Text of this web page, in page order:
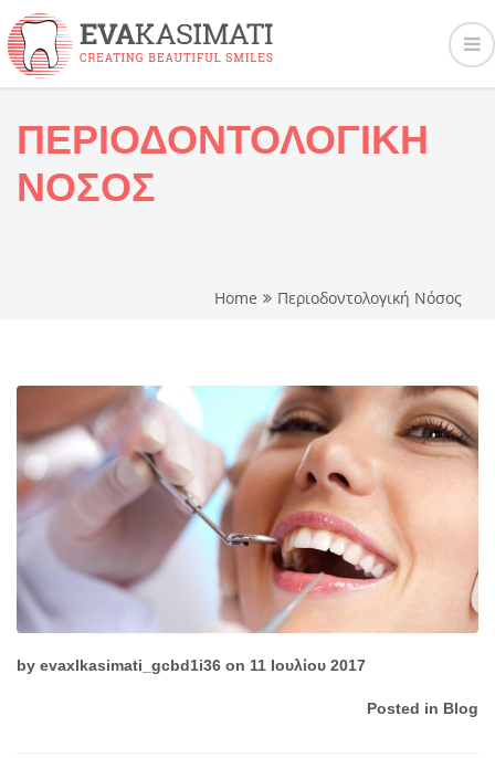
ΠΕΡΙΟΔΟΝΤΟΛΟΓΙΚΗ
ΝΟΣΟΣ
Home Περιοδοντολογική Νόσος
by evaxlkasimati_gcbd1i36 on 11 Ιουλίου 2017
Posted in Blog